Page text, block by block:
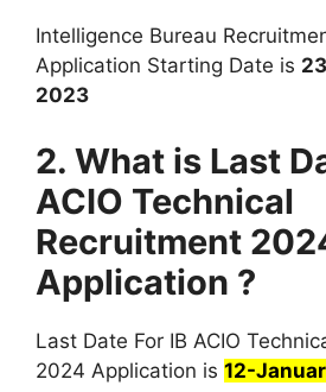
Intelligence Bureau
Application Starting Date is
2023
2. What is Last
ACIO Technical
Recruitment
Application ?
Last Date For IB ACIO
2024 Application is 12-